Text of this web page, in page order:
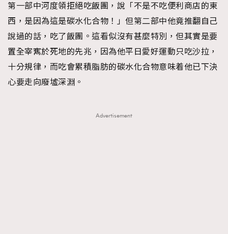
第一部中河度領拒絕吃飯團，說「不是不吃便利商店的東
西，是因為這是碳水化合物！」但第二部中他竟推翻自己
說過的話，吃了飯團。這看似沒有甚麼特別，但其實是要
置全宰寯於死地的先兆，因為他平日愛好運動只吃沙拉，
十分規律，而吃會累積脂肪的碳水化合物意味着他已下決
心要走向廢墟深淵。
Advertisement